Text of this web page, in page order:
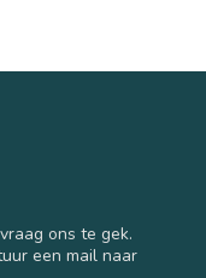
ons te gek.
een mail naar